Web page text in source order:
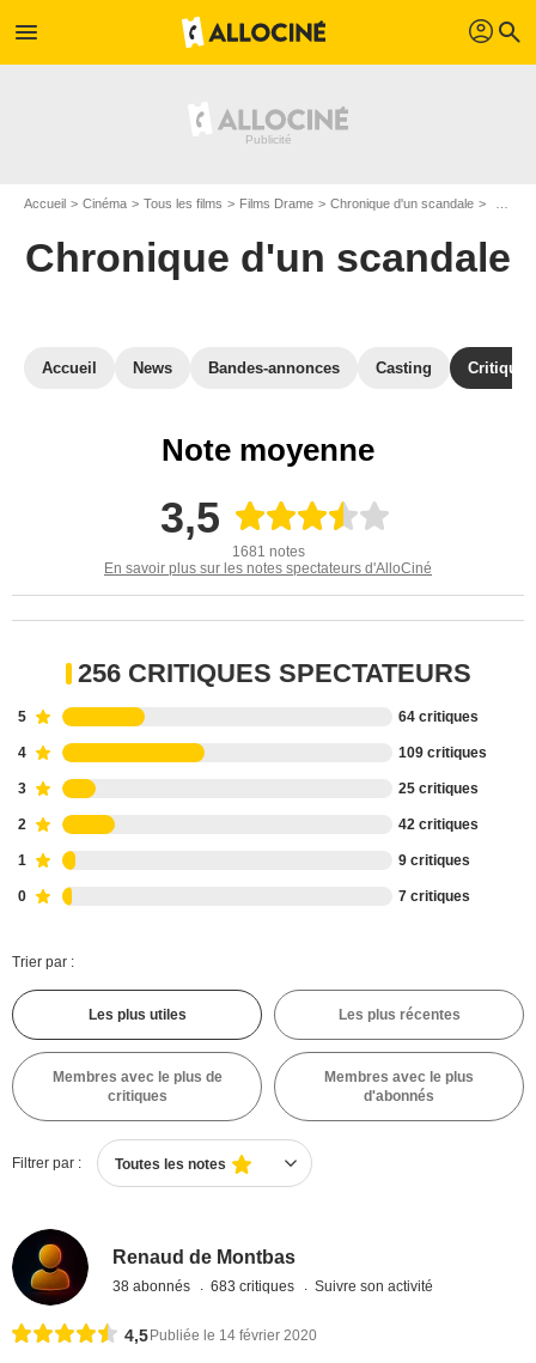
menu profil search
Accueil Cinéma Tous les films Films Drame Chronique d'un scandale
Chronique d'un scandale
Accueil News Bandes-annonces Casting
Note moyenne
3,5
1681 notes
En savoir plus sur les notes spectateurs d'AlloCiné
256 CRITIQUES SPECTATEURS
5 64 critiques
4 109 critiques
3 25 critiques
2 42 critiques
1 9 critiques
0 7 critiques
Trier par :
Les plus utiles Les plus récentes
Membres avec le plus de
critiques
Membres avec le plus
d'abonnés
Filtrer par : Toutes les notes
Renaud de Montbas
38 abonnés 683 critiques Suivre son activité
4,5 Publiée le 14 février 2020